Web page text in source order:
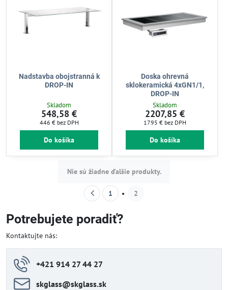
Nadstavba obojstranná k
DROP-IN
Skladom
548,58 €
446 € bez DPH
Do košíka
Doska ohrevná
sklokeramická 4xGN1/1,
DROP-IN
Skladom
2207,85 €
1795 € bez DPH
Do košíka
Nie sú žiadne ďalšie produkty.
1 2
Potrebujete poradiť?
Kontaktujte nás:
+421 914 27 44 27
skglass​@skglass​.sk